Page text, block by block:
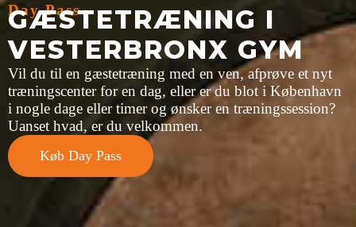
Day Pass
GÆSTETRÆNING I
VESTERBRONX GYM
Vil du til en gæstetræning med en ven, afprøve et nyt
træningscenter for en dag, eller er du blot i København
i nogle dage eller timer og ønsker en træningssession?
Uanset hvad, er du velkommen.
Køb Day Pass